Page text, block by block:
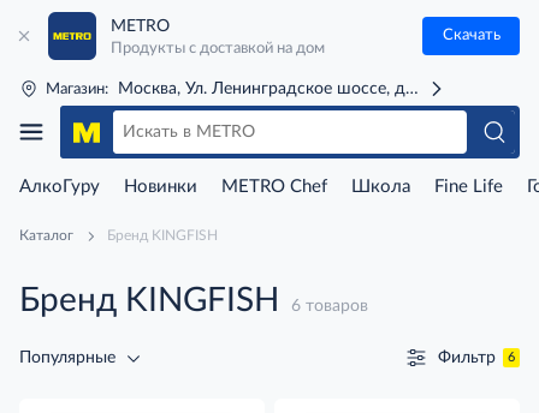
METRO
Продукты с доставкой на дом
Скачать
Магазин: Москва, Ул. Ленинградское шоссе, д. 71Г (м. Речной
АлкоГуру Новинки METRO Chef Школа Fine Life
Каталог Бренд KINGFISH
Бренд KINGFISH 6 товаров
Популярные Фильтр 6